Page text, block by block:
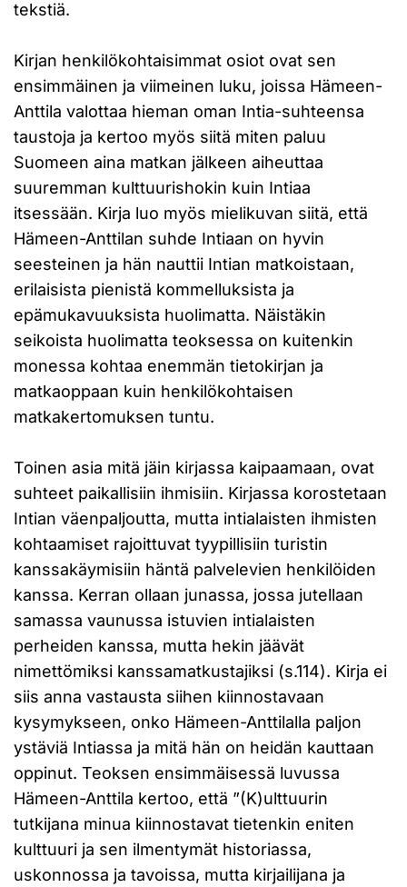
tekstiä.
Kirjan henkilökohtaisimmat osiot ovat sen
ensimmäinen ja viimeinen luku, joissa Hämeen-
Anttila valottaa hieman oman Intia-suhteensa
taustoja ja kertoo myös siitä miten paluu
Suomeen aina matkan jälkeen aiheuttaa
suuremman kulttuurishokin kuin Intiaa
itsessään. Kirja luo myös mielikuvan siitä, että
Hämeen-Anttilan suhde Intiaan on hyvin
seesteinen ja hän nauttii Intian matkoistaan,
erilaisista pienistä kommelluksista ja
epämukavuuksista huolimatta. Näistäkin
seikoista huolimatta teoksessa on kuitenkin
monessa kohtaa enemmän tietokirjan ja
matkaoppaan kuin henkilökohtaisen
matkakertomuksen tuntu.
Toinen asia mitä jäin kirjassa kaipaamaan, ovat
suhteet paikallisiin ihmisiin. Kirjassa korostetaan
Intian väenpaljoutta, mutta intialaisten ihmisten
kohtaamiset rajoittuvat tyypillisiin turistin
kanssakäymisiin häntä palvelevien henkilöiden
kanssa. Kerran ollaan junassa, jossa jutellaan
samassa vaunussa istuvien intialaisten
perheiden kanssa, mutta hekin jäävät
nimettömiksi kanssamatkustajiksi (s.114). Kirja ei
siis anna vastausta siihen kiinnostavaan
kysymykseen, onko Hämeen-Anttilalla paljon
ystäviä Intiassa ja mitä hän on heidän kauttaan
oppinut. Teoksen ensimmäisessä luvussa
Hämeen-Anttila kertoo, että ”(K)ulttuurin
tutkijana minua kiinnostavat tietenkin eniten
kulttuuri ja sen ilmentymät historiassa,
uskonnossa ja tavoissa, mutta kirjailijana ja